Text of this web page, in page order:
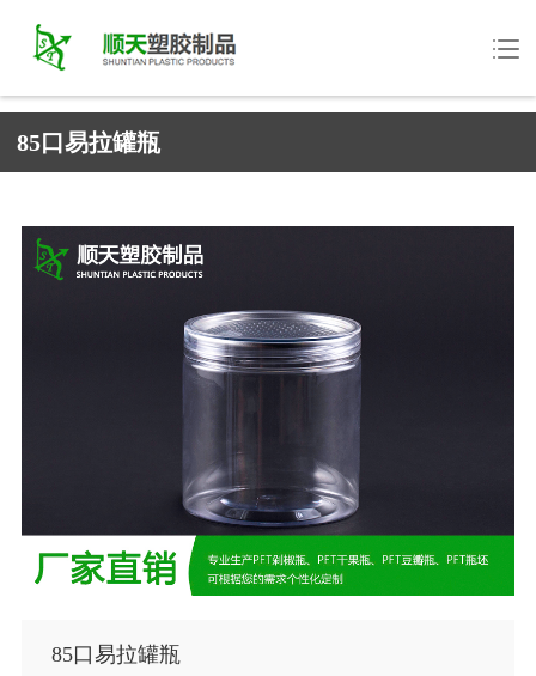
85口易拉罐瓶
85口易拉罐瓶